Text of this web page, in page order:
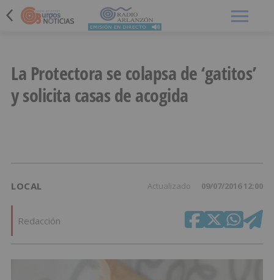
La Protectora se colapsa de ‘gatitos’
y solicita casas de acogida
LOCAL Actualizado 09/07/2016 12:00
Redacción